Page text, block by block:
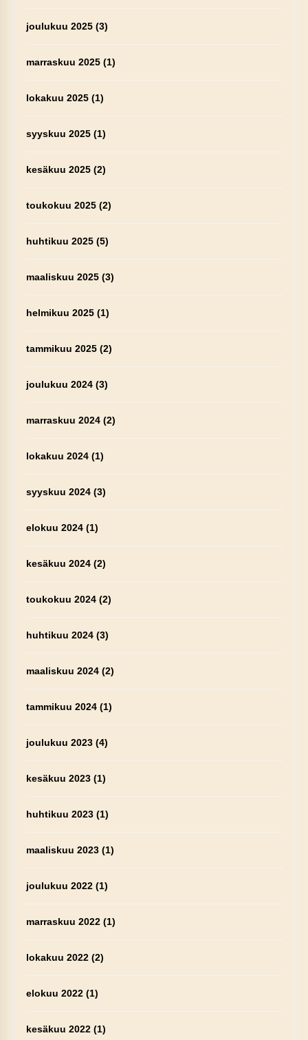
joulukuu 2025(3)
marraskuu 2025(1)
lokakuu 2025(1)
syyskuu 2025(1)
kesäkuu 2025(2)
toukokuu 2025(2)
huhtikuu 2025(5)
maaliskuu 2025(3)
helmikuu 2025(1)
tammikuu 2025(2)
joulukuu 2024(3)
marraskuu 2024(2)
lokakuu 2024(1)
syyskuu 2024(3)
elokuu 2024(1)
kesäkuu 2024(2)
toukokuu 2024(2)
huhtikuu 2024(3)
maaliskuu 2024(2)
tammikuu 2024(1)
joulukuu 2023(4)
kesäkuu 2023(1)
huhtikuu 2023(1)
maaliskuu 2023(1)
joulukuu 2022(1)
marraskuu 2022(1)
lokakuu 2022(2)
elokuu 2022(1)
kesäkuu 2022(1)